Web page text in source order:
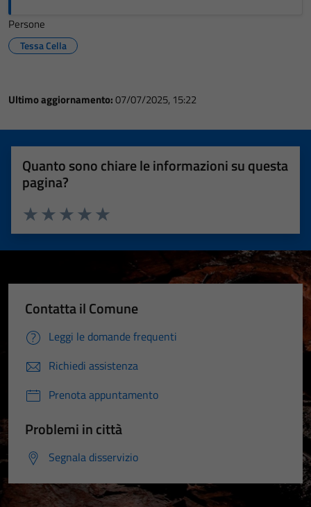
Persone
Tessa Cella
Ultimo aggiornamento:07/07/2025, 15:22
Quanto sono chiare le informazioni su questa
pagina?
Valuta 5 stelle su 5
Valuta 4 stelle su 5
Valuta 3 stelle su 5
Valuta 2 stelle su 5
Valuta 1 stelle su 5
Contatta il Comune
Leggi le domande frequenti
Richiedi assistenza
Prenota appuntamento
Problemi in città
Segnala disservizio